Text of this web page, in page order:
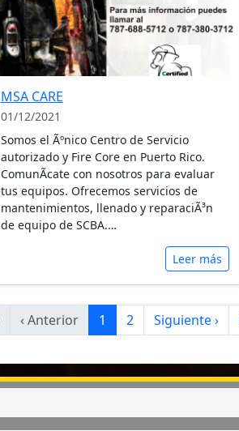
MSA CARE
01/12/2021
Somos el Ãºnico Centro de Servicio
autorizado y Fire Core en Puerto Rico.
ComunÃ­cate con nosotros para evaluar
tus equipos. Ofrecemos servicios de
mantenimientos, llenado y reparaciÃ³n
de equipo de SCBA.…
Leer más
‹ Anterior 1 2 Siguiente ›